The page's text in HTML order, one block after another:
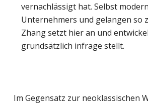
vernachlässigt hat. Selbst
Unternehmers und gelangen so
Zhang setzt hier an und
grundsätzlich infrage stellt.
Im Gegensatz zur neoklassischen